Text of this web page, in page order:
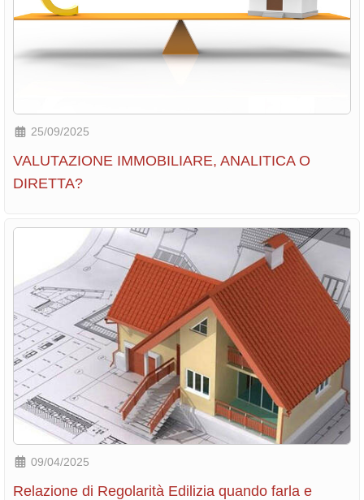
25/09/2025
VALUTAZIONE IMMOBILIARE, ANALITICA O
DIRETTA?
09/04/2025
Relazione di Regolarità Edilizia quando farla e